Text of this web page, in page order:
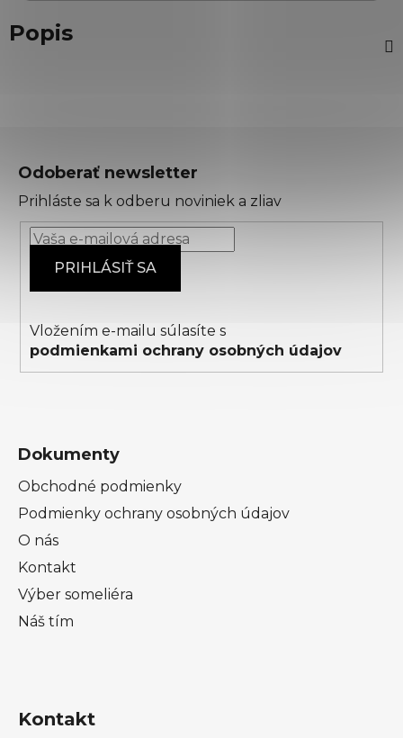
Popis
Odoberať newsletter
Prihláste sa k odberu noviniek a zliav
PRIHLÁSIŤ SA
Vložením e-mailu súlasíte s
podmienkami ochrany osobných údajov
Dokumenty
Obchodné podmienky
Podmienky ochrany osobných údajov
O nás
Kontakt
Výber someliéra
Náš tím
Kontakt